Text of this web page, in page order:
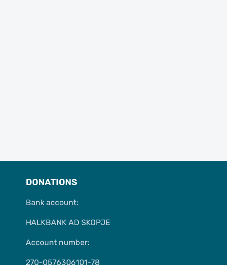
DONATIONS
Bank account:
HALKBANK AD SKOPJE
Account number:
270-0576306101-78